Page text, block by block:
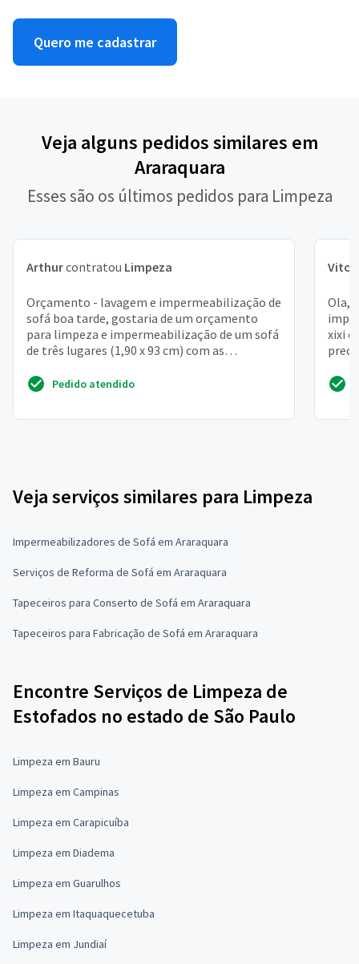
Quero me cadastrar
Veja alguns pedidos similares em
Araraquara
Esses são os últimos pedidos para Limpeza
Arthurcontratou Limpeza
Orçamento - lavagem e impermeabilização de
sofá boa tarde, gostaria de um orçamento
para limpeza e impermeabilização de um sofá
de três lugares (1,90 x 93 cm) com as
Pedido atendido
Vitor
Ola,
xixi
Veja serviços similares para Limpeza
Impermeabilizadores de Sofá em Araraquara
Serviços de Reforma de Sofá em Araraquara
Tapeceiros para Conserto de Sofá em Araraquara
Tapeceiros para Fabricação de Sofá em Araraquara
Encontre Serviços de Limpeza de
Estofados no estado de São Paulo
Limpeza em Bauru
Limpeza em Campinas
Limpeza em Carapicuíba
Limpeza em Diadema
Limpeza em Guarulhos
Limpeza em Itaquaquecetuba
Limpeza em Jundiaí